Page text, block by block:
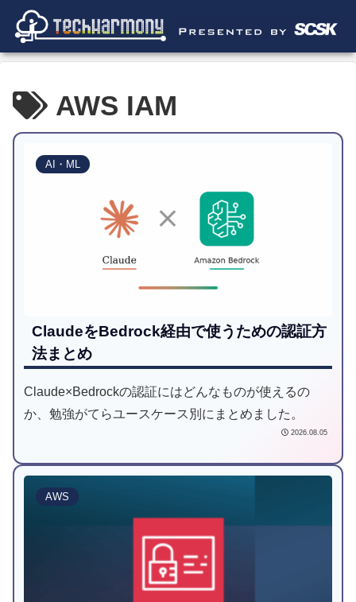
AWS IAM
AI・ML
ClaudeをBedrock経由で使うための認証方
法まとめ
Claude×Bedrockの認証にはどんなものが使えるの
か、勉強がてらユースケース別にまとめました。
2026.08.05
AWS